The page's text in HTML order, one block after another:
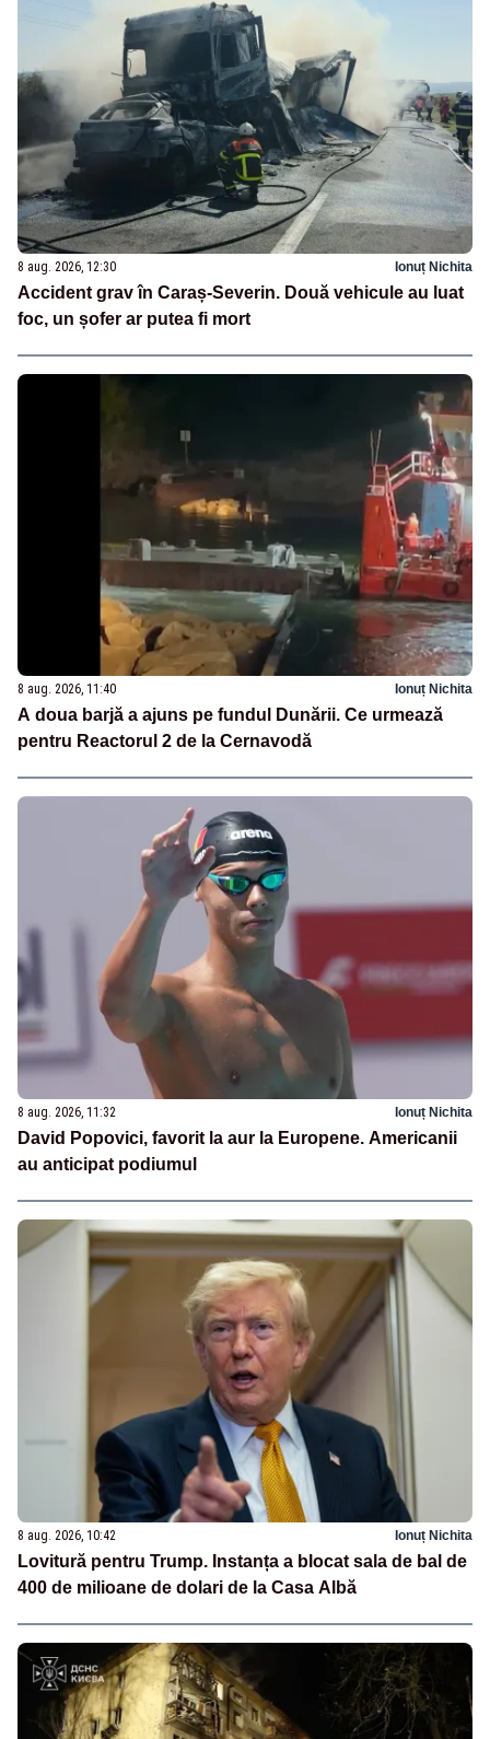
8 aug. 2026, 12:30 Ionuț Nichita
Accident grav în Caraș-Severin. Două vehicule au luat
foc, un șofer ar putea fi mort
8 aug. 2026, 11:40 Ionuț Nichita
A doua barjă a ajuns pe fundul Dunării. Ce urmează
pentru Reactorul 2 de la Cernavodă
8 aug. 2026, 11:32 Ionuț Nichita
David Popovici, favorit la aur la Europene. Americanii
au anticipat podiumul
8 aug. 2026, 10:42 Ionuț Nichita
Lovitură pentru Trump. Instanța a blocat sala de bal de
400 de milioane de dolari de la Casa Albă